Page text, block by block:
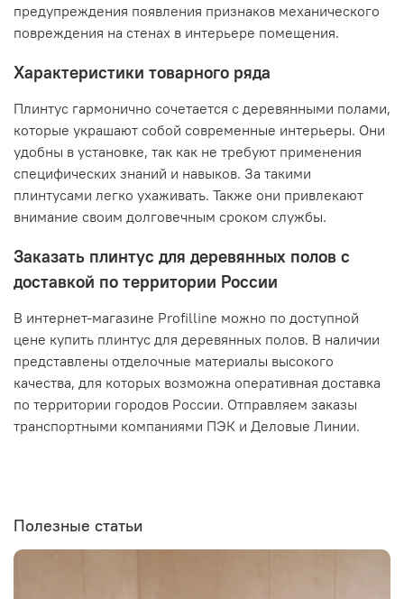
предупреждения появления признаков механического
повреждения на стенах в интерьере помещения.
Характеристики товарного ряда
Плинтус гармонично сочетается с деревянными полами,
которые украшают собой современные интерьеры. Они
удобны в установке, так как не требуют применения
специфических знаний и навыков. За такими
плинтусами легко ухаживать. Также они привлекают
внимание своим долговечным сроком службы.
Заказать плинтус для деревянных полов с
доставкой по территории России
В интернет-магазине Profilline можно по доступной
цене купить плинтус для деревянных полов. В наличии
представлены отделочные материалы высокого
качества, для которых возможна оперативная доставка
по территории городов России. Отправляем заказы
транспортными компаниями ПЭК и Деловые Линии.
Полезные статьи